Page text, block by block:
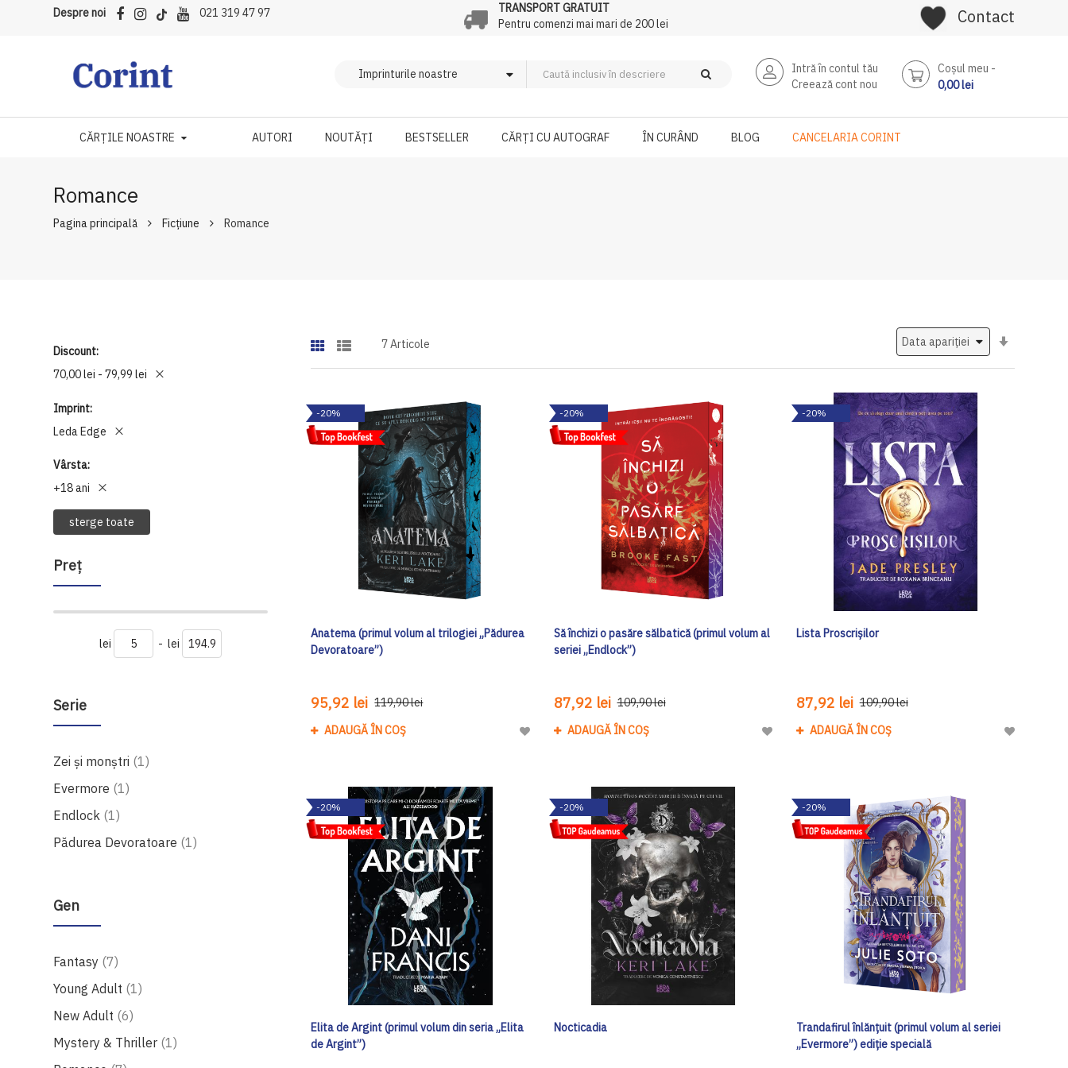
Despre noi 021 319 47 97
TRANSPORT GRATUIT
Pentru comenzi mai mari de 200 lei
Contact
Intră în contul tău
Creează cont nou
Coşul meu
0,00 lei
CĂRȚILE NOASTRE AUTORI NOUTĂȚI BESTSELLER CĂRȚI CU AUTOGRAF ÎN CURÂND BLOG CANCELARIA CORINT
Romance
Pagina principală Ficțiune Romance
Discount
70,00 lei - 79,99 lei
Imprint
Leda Edge
Vârsta
+18 ani
sterge toate
Preţ
lei - lei
Serie
Zei și monștri 1produs
Evermore 1produs
Endlock 1produs
Pădurea Devoratoare 1produs
Gen
Fantasy 7produse
Young Adult 1produs
New Adult 6produse
Mystery & Thriller 1produs
7Articole
-20%
Anatema (primul volum al trilogiei „Pădurea
Devoratoare”)
95,92 lei 119,90 lei
ADAUGĂ ÎN COȘ
Adaugă
Dorinte
-20%
Să închizi o pasăre sălbatică (primul volum al
seriei „Endlock”)
87,92 lei 109,90 lei
ADAUGĂ ÎN COȘ
Adaugă
Dorinte
-20%
Lista Proscrișilor
87,92 lei 109,90 lei
ADAUGĂ ÎN COȘ
Adaugă
-20%
Elita de Argint (primul volum din seria „Elita
de Argint”)
-20%
Nocticadia
-20%
Trandafirul înlănțuit (primul volum al seriei
„Evermore”) ediţie specială